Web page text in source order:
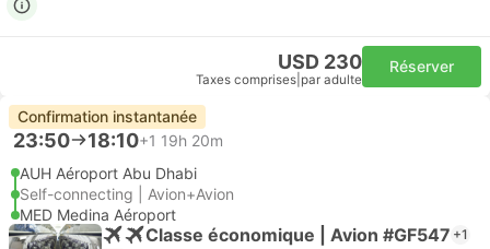
USD 230
Taxes comprises par adulte
Réserver
Confirmation instantanée
23:50 18:10+1 19h 20m
AUH Aéroport Abu Dhabi
Self-connecting | Avion+Avion
MED Medina Aéroport
Classe économique | Avion #GF547 +1